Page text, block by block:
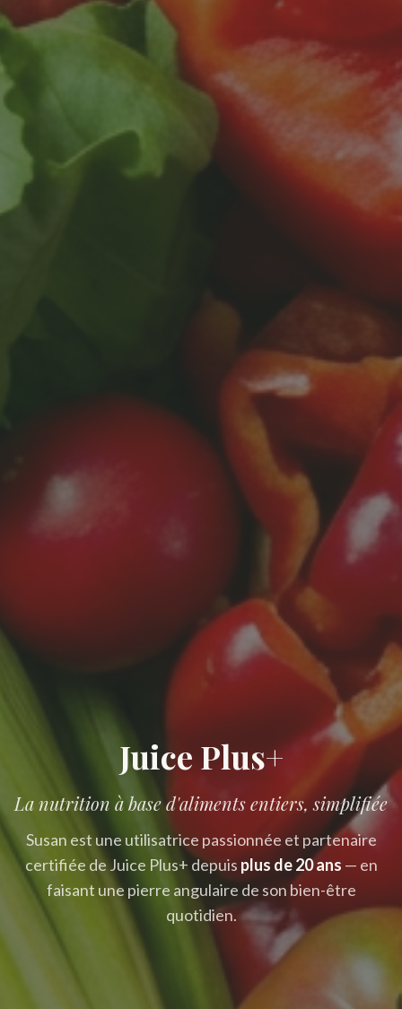
Juice Plus+
La nutrition à base d'aliments entiers, simplifiée
Susan est une utilisatrice passionnée et partenaire
certifiée de Juice Plus+ depuis plus de 20 ans — en
faisant une pierre angulaire de son bien-être
quotidien.